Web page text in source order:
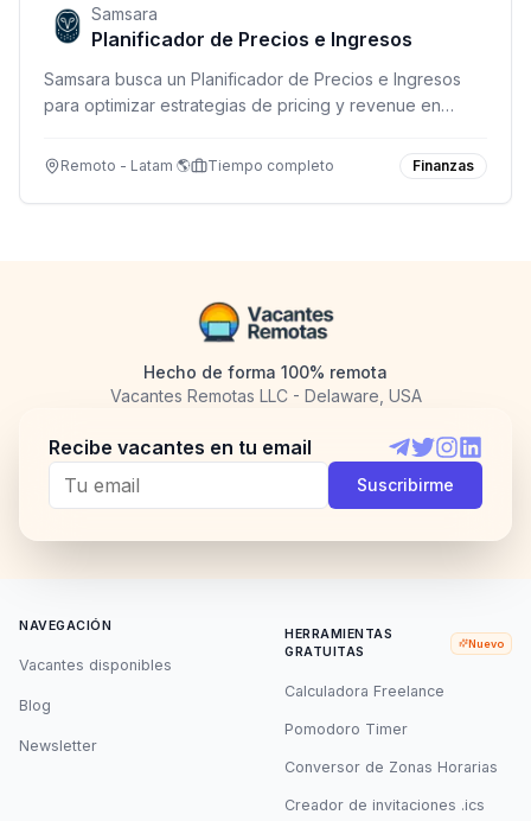
Samsara
Planificador de Precios e Ingresos
Samsara busca un Planificador de Precios e Ingresos
para optimizar estrategias de pricing y revenue en
USA (excepto SF, NYC y Washington DC).
Remoto - Latam 🌎 Tiempo completo Finanzas
Hecho de forma 100% remota
Vacantes Remotas LLC - Delaware, USA
Recibe vacantes en tu email
Telegram
TwitterInstagram
Suscribirme
NAVEGACIÓN
Vacantes disponibles
Blog
Newsletter
HERRAMIENTAS
GRATUITAS
Nuevo
Calculadora Freelance
Pomodoro Timer
Conversor de Zonas Horarias
Creador de invitaciones .ics